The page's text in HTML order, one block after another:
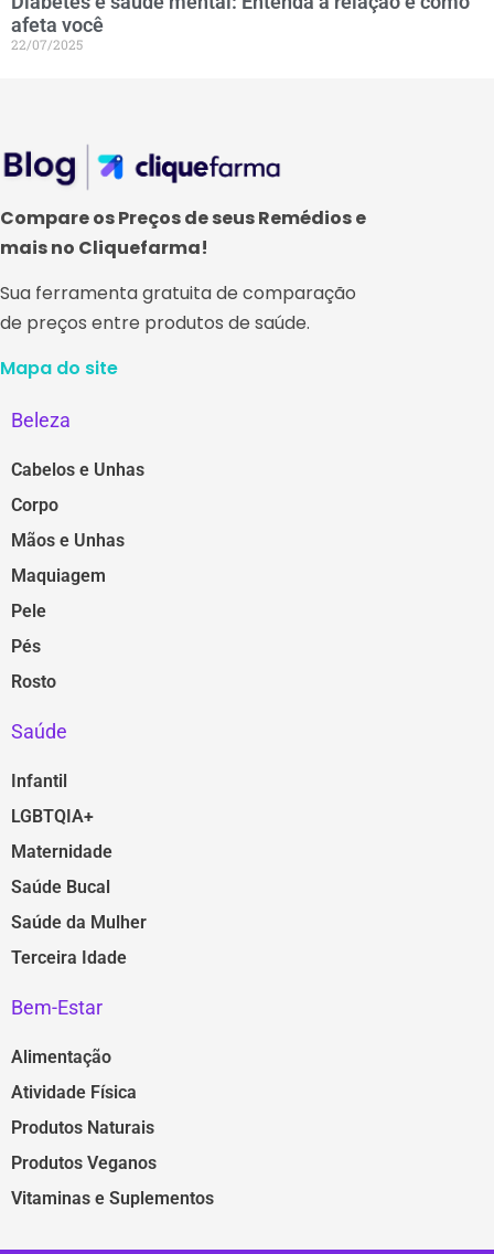
afeta você
22/07/2025
Compare os Preços de seus Remédios e
mais no Cliquefarma!
Sua ferramenta gratuita de comparação
de preços entre produtos de saúde.
Mapa do site
Beleza
Cabelos e Unhas
Corpo
Mãos e Unhas
Maquiagem
Pele
Pés
Rosto
Saúde
Infantil
LGBTQIA+
Maternidade
Saúde Bucal
Saúde da Mulher
Terceira Idade
Bem-Estar
Alimentação
Atividade Física
Produtos Naturais
Produtos Veganos
Vitaminas e Suplementos